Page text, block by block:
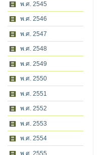
พ.ศ. 2545
พ.ศ. 2546
พ.ศ. 2547
พ.ศ. 2548
พ.ศ. 2549
พ.ศ. 2550
พ.ศ. 2551
พ.ศ. 2552
พ.ศ. 2553
พ.ศ. 2554
พ.ศ. 2555